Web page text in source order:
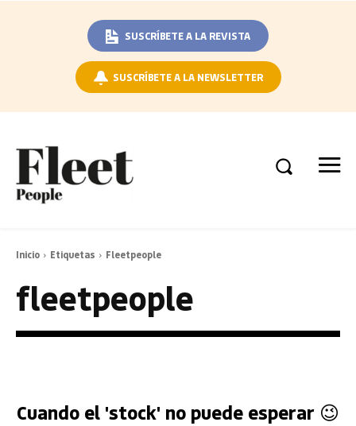
SUSCRÍBETE A LA REVISTA
SUSCRÍBETE A LA NEWSLETTER
Inicio Etiquetas Fleetpeople
fleetpeople
Cuando el 'stock' no puede esperar 😉